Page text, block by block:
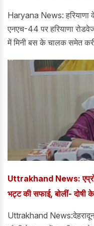
Haryana News: हरियाणा
एनएच-44 पर हरियाणा
में मिनी बस के चालक समेत
कॉलेज एवं अस्पताल में भर्ती
Uttrakhand News:
भट्ट की सफाई, बोलीं- दोषी के
Uttrakhand News:देहरादून-